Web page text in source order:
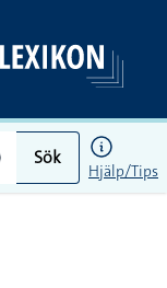
Sök
Hjälp/Tips